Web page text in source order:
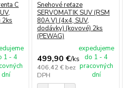
C
2ks
1 - 4
dní
Snehové reťaze
SERVOMATIK SUV (RSM
80A V) (4x4, SUV,
dodávky) (kovové) 2ks
(PEWAG)
499,90 €/ks
406,42 € bez
DPH
expedujeme
do 1 - 4
pracovných
dní